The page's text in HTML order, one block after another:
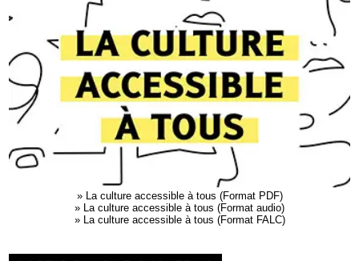
» La culture accessible à tous (Format PDF)
» La culture accessible à tous (Format audio)
» La culture accessible à tous (Format FALC)